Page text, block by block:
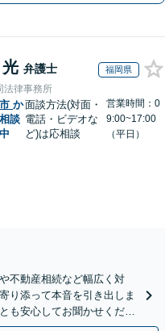
弁護士 福岡県
法律事務所
か
談
面談方法(対面・
電話・ビデオな
ど)は応相談
営業時間：0
9:00~17:00
（平日）
不動産相続など幅広く対
り添って本音を引き出しま
も安心してお聞かせくださ